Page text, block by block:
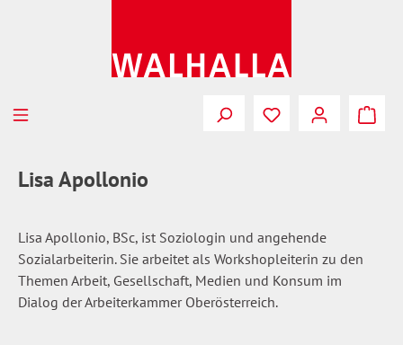
Du hast 0
Lisa Apollonio
Lisa Apollonio, BSc, ist Soziologin und angehende
Sozialarbeiterin. Sie arbeitet als Workshopleiterin zu den
Themen Arbeit, Gesellschaft, Medien und Konsum im
Dialog der Arbeiterkammer Oberösterreich.